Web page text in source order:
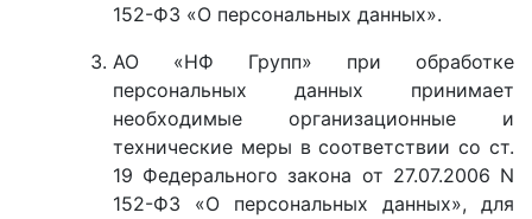
152-ФЗ «О персональных данных».
АО «НФ Групп» при обработке
персональных данных принимает
необходимые организационные и
технические меры в соответствии со ст.
19 Федерального закона от 27.07.2006 N
152-ФЗ «О персональных данных», для